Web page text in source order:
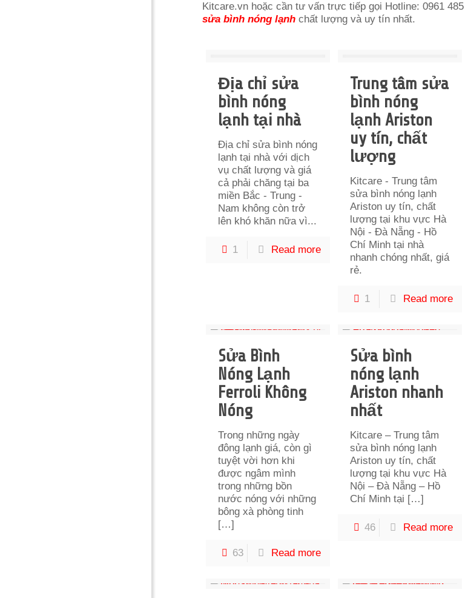
Kitcare.vn hoặc cần tư vấn trực tiếp gọi Hotline: 0961
sửa bình nóng lạnhchất lượng và uy tín nhất.
Địa chỉ sửa
bình nóng
lạnh tại nhà
Địa chỉ sửa bình nóng
lạnh tại nhà với dịch
vụ chất lượng và giá
cả phải chăng tại ba
miền Bắc - Trung -
Nam không còn trở
lên khó khăn nữa vì...
1 Read more
Trung tâm sửa
bình nóng
lạnh Ariston
uy tín, chất
lượng
Kitcare - Trung tâm
sửa bình nóng lạnh
Ariston uy tín, chất
lượng tại khu vực Hà
Nội - Đà Nẵng - Hồ
Chí Minh tại nhà
nhanh chóng nhất, giá
rẻ.
1 Read more
Sửa Bình
Nóng Lạnh
Ferroli Không
Nóng
Trong những ngày
đông lạnh giá, còn gì
tuyệt vời hơn khi
được ngâm mình
trong những bồn
nước nóng với những
bông xà phòng tinh
[…]
63 Read more
Sửa bình
nóng lạnh
Ariston nhanh
nhất
Kitcare – Trung tâm
sửa bình nóng lạnh
Ariston uy tín, chất
lượng tại khu vực Hà
Nội – Đà Nẵng – Hồ
Chí Minh tại […]
46 Read more